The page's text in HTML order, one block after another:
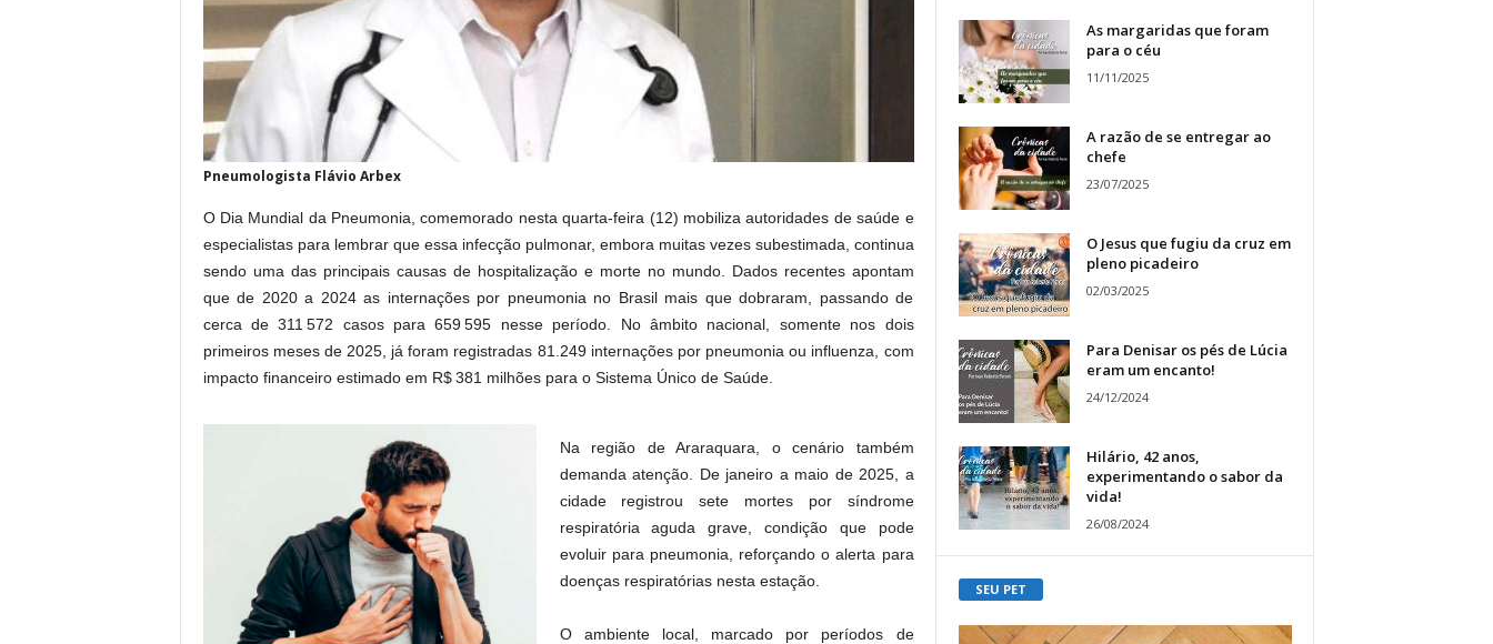
Pneumologista Flávio Arbex
O Dia Mundial da Pneumonia, comemorado nesta quarta-feira (12) mobiliza autoridades de saúde e
especialistas para lembrar que essa infecção pulmonar, embora muitas vezes subestimada, continua
sendo uma das principais causas de hospitalização e morte no mundo. Dados recentes apontam
que de 2020 a 2024 as internações por pneumonia no Brasil mais que dobraram, passando de
cerca de 311 572 casos para 659 595 nesse período. No âmbito nacional, somente nos dois
primeiros meses de 2025, já foram registradas 81.249 internações por pneumonia ou influenza, com
impacto financeiro estimado em R$ 381 milhões para o Sistema Único de Saúde.
Na região de Araraquara, o cenário também
demanda atenção. De janeiro a maio de 2025, a
cidade registrou sete mortes por síndrome
respiratória aguda grave, condição que pode
evoluir para pneumonia, reforçando o alerta para
doenças respiratórias nesta estação.
O ambiente local, marcado por períodos de
As margaridas que foram
para o céu
11/11/2025
A razão de se entregar ao
chefe
23/07/2025
O Jesus que fugiu da cruz em
pleno picadeiro
02/03/2025
Para Denisar os pés de Lúcia
eram um encanto!
24/12/2024
Hilário, 42 anos,
experimentando o sabor da
vida!
26/08/2024
SEU PET